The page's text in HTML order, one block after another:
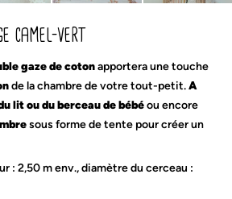
camel-vert
gaze de cotonapportera une touche
de la chambre de votre tout-petit.A
lit ou du berceau de bébéou encore
sous forme de tente pour créer un
: 2,50 m env., diamètre du cerceau :